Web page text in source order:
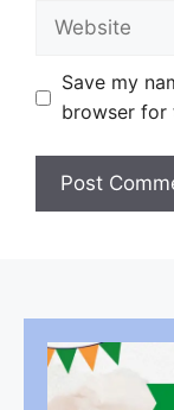
Website
Save my
browser for